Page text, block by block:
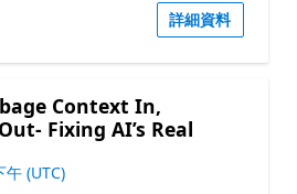
詳細資料
Context In,
Fixing AI’s Real
(UTC)